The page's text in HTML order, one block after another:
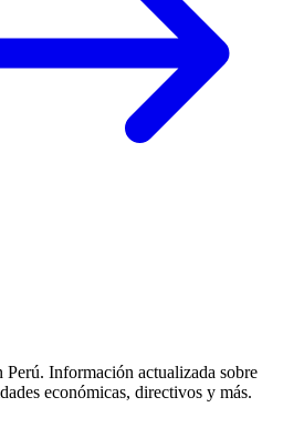
Perú. Información actualizada sobre
económicas, directivos y más.